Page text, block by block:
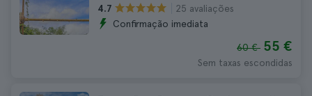
4.7
25 avaliações
Confirmação imediata
60 € 55 €
Sem taxas escondidas